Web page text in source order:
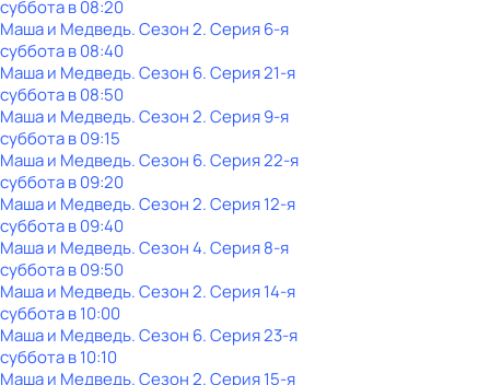
субботав08:20
Маша и Медведь. Сезон 2. Серия 6-я
субботав08:40
Маша и Медведь. Сезон 6. Серия 21-я
субботав08:50
Маша и Медведь. Сезон 2. Серия 9-я
субботав09:15
Маша и Медведь. Сезон 6. Серия 22-я
субботав09:20
Маша и Медведь. Сезон 2. Серия 12-я
субботав09:40
Маша и Медведь. Сезон 4. Серия 8-я
субботав09:50
Маша и Медведь. Сезон 2. Серия 14-я
субботав10:00
Маша и Медведь. Сезон 6. Серия 23-я
субботав10:10
Маша и Медведь. Сезон 2. Серия 15-я